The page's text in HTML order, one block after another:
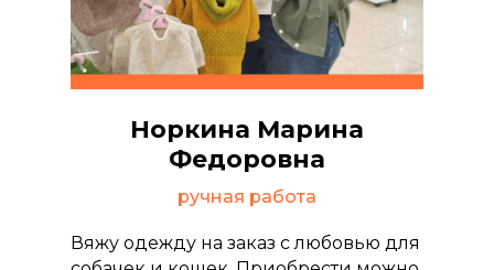
Вяжу одежду на заказ с любовью для
Норкина Марина
Федоровна
ручная работа